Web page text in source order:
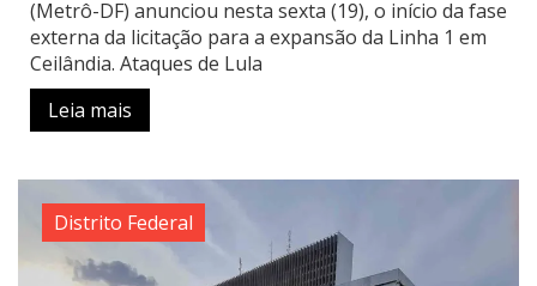
(Metrô-DF) anunciou nesta sexta (19), o início da fase
externa da licitação para a expansão da Linha 1 em
Ceilândia. Ataques de Lula
Leia mais
Distrito Federal